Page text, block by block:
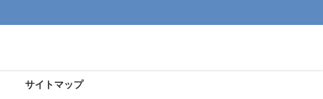
サイトマップ